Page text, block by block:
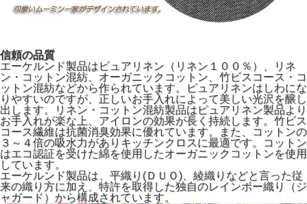
信頼の品質
エーケルンド製品はピュアリネン（リネン１００％）、リネ
ン・コットン混紡、オーガニックコットン、竹ビスコース・コ
ットン混紡などから作られています。ピュアリネンはしわにな
りやすいのですが、正しいお手入れによって美しい光沢を醸し
出します。リネン・コットン混紡製品はピュアリネン製品より
お手入れが楽な上、アイロンの効果が長く持続します。竹ビス
コース繊維は抗菌消臭効果に優れています。また、コットンの
３～４倍の吸水力がありキッチンクロスに最適です。コットン
はエコ認証を受けた綿を使用したオーガニックコットンを使用
しています。
エーケルンド製品は、平織り(ＤＵＯ)、綾織りなどと言った従
来の織り方に加え、特許を取得した独自のレインボー織り（ジ
ャガード）から構成されています。